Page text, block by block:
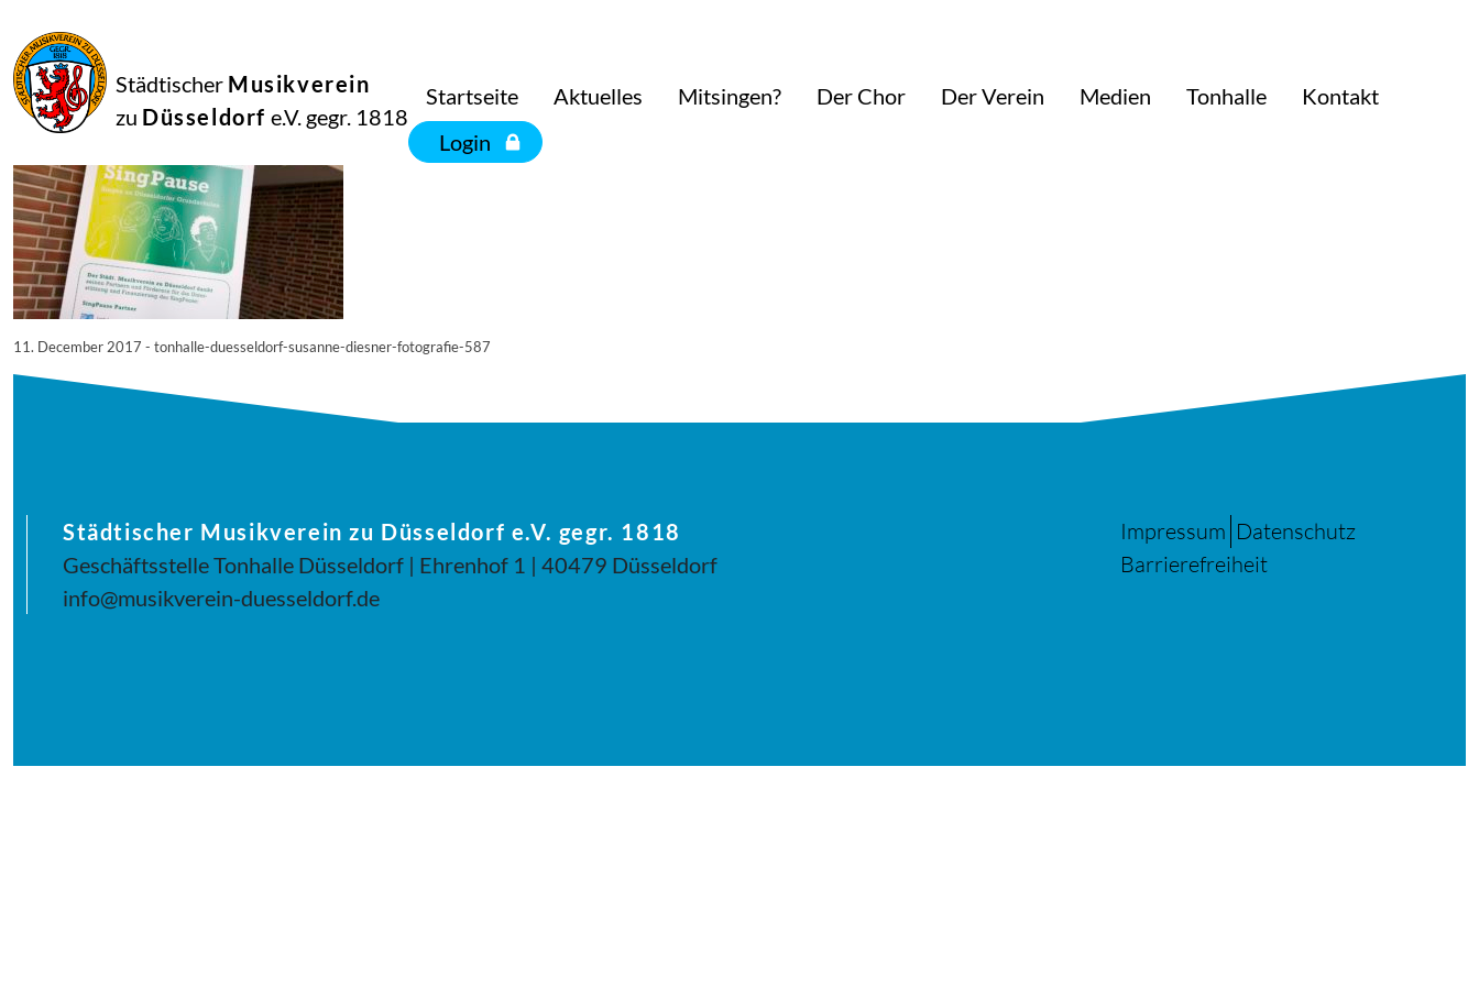
Städtischer Musikverein
zu Düsseldorf e.V. gegr. 1818
Startseite Aktuelles Mitsingen? Der Chor Der Verein Medien Tonhalle
Kontakt
Login
Dezember
2017
Netkotec
© Tonhalle Düsseldorf / Susanne Diesner Fotografie
11. December 2017 - tonhalle-duesseldorf-susanne-diesner-fotografie-587
Städtischer Musikverein zu Düsseldorf e.V. gegr. 1818
Geschäftsstelle Tonhalle Düsseldorf | Ehrenhof 1 | 40479 Düsseldorf
info@musikverein-duesseldorf.de
Impressum Datenschutz
Barrierefreiheit